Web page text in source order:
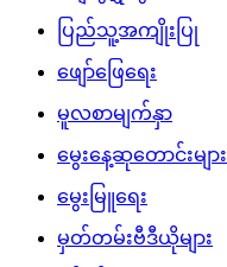
ပြည်သူ့အကျိုးပြု
ဖျော်ဖြေရေး
မူလစာမျက်နှာ
မွေးနေ့ဆုတောင်းများ
မွေးမြူရေး
မှတ်တမ်းဗီဒီယိုများ